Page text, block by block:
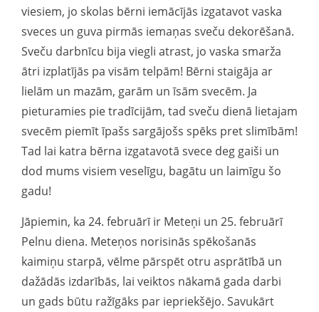
viesiem, jo skolas bērni iemācījās izgatavot vaska
sveces un guva pirmās iemaņas sveču dekorēšanā.
Sveču darbnīcu bija viegli atrast, jo vaska smarža
ātri izplatījās pa visām telpām! Bērni staigāja ar
lielām un mazām, garām un īsām svecēm. Ja
pieturamies pie tradīcijām, tad sveču dienā lietajam
svecēm piemīt īpašs sargājošs spēks pret slimībām!
Tad lai katra bērna izgatavotā svece deg gaiši un
dod mums visiem veselīgu, bagātu un laimīgu šo
gadu!
Jāpiemin, ka 24. februārī ir Meteņi un 25. februārī
Pelnu diena. Meteņos norisinās spēkošanās
kaimiņu starpā, vēlme pārspēt otru asprātībā un
dažādās izdarībās, lai veiktos nākamā gada darbi
un gads būtu ražīgāks par iepriekšējo. Savukārt